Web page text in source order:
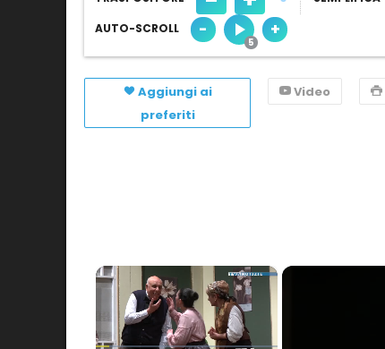
AUTO-SCROLL - +
Aggiungi ai
preferiti
Video
×